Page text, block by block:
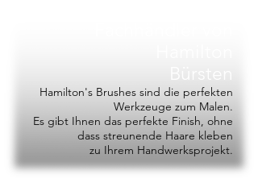
Hamilton's Brushes sind die perfekten
Werkzeuge zum Malen.
Es gibt Ihnen das perfekte Finish, ohne
dass streunende Haare kleben
zu Ihrem Handwerksprojekt.